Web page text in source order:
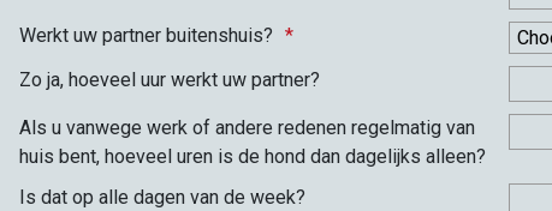
Werkt uw partner buitenshuis?
Zo ja, hoeveel uur werkt uw partner?
Als u vanwege werk of andere redenen regelmatig van
huis bent, hoeveel uren is de hond dan dagelijks alleen?
Is dat op alle dagen van de week?